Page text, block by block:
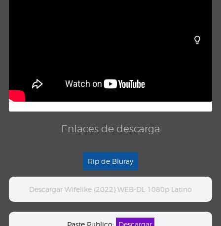
Enlaces de descarga
Rip de Bluray
Descargar Wifelike (2022) WEB-DL 1080p Latino
Paste Publico: Descargar